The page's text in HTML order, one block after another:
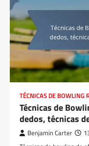
TÉCNICAS DE BOWLING
Técnicas de
dedos, técnicas
Benjamin Carter